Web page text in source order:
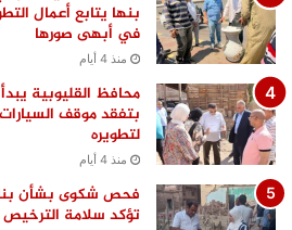
بنها يتابع أعمال
في أبهى صورها
منذ 4 أيام
محافظ القليوبية
بتفقد موقف
لتطويره
منذ 4 أيام
فحص شكوى بشأن
تؤكد سلامة الترخيص